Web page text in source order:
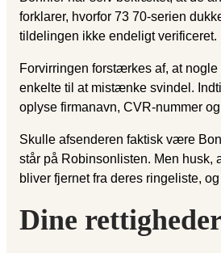
forklarer, hvorfor 73 70-serien
tildelingen ikke endeligt verificeret.
Forvirringen forstærkes af, at
enkelte til at mistænke svindel.
oplyse firmanavn, CVR-nummer
Skulle afsenderen faktisk være
står på Robinsonlisten. Men husk,
bliver fjernet fra deres ringeliste,
Dine